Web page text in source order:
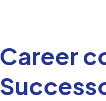
Career